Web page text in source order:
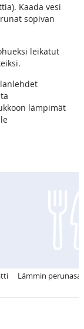
Kaada vesi
sopivan
leikatut
lämpimät
Lämmin